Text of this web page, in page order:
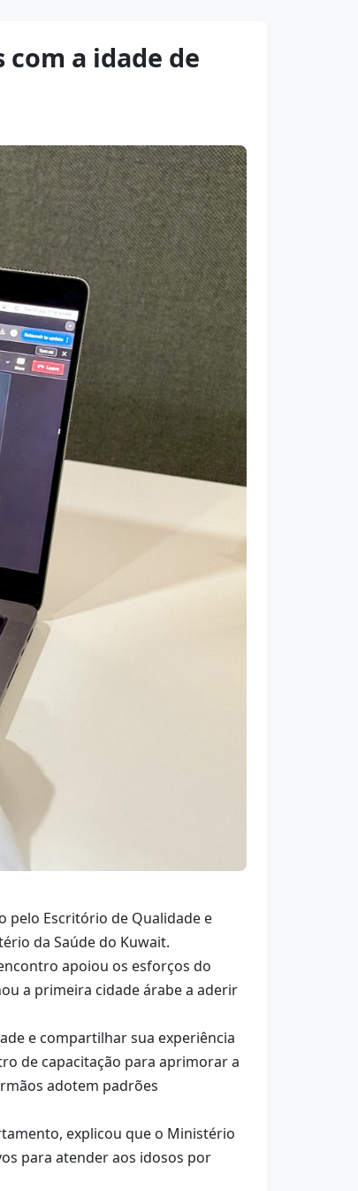
a idade de
pelo Escritório de Qualidade e
da Saúde do Kuwait.
apoiou os esforços do
a primeira cidade árabe a aderir
e compartilhar sua experiência
de capacitação para aprimorar a
adotem padrões
explicou que o Ministério
para atender aos idosos por